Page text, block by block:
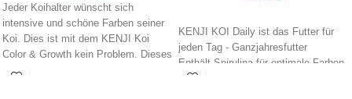
Jeder Koihalter wünscht sich
intensive und schöne Farben seiner
Koi. Dies ist mit dem KENJI Koi
Color & Growth kein Problem. Dieses
Futter enthält einen hohen Anteil
KENJI KOI Daily ist das Futter für
jeden Tag - Ganzjahresfutter
Enthält Spirulina für optimale Farben
und besonderen Glanz